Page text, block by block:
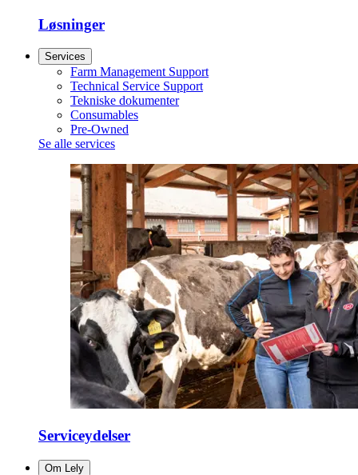
Løsninger
Services
Farm Management Support
Technical Service Support
Tekniske dokumenter
Consumables
Pre-Owned
Se alle services
Serviceydelser
Om Lely